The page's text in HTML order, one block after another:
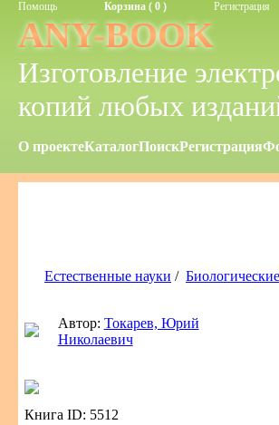
Помощь Корзина ( 0 ) Регистрация
ANY-BOOK
Изготовление
копий любых
О проектеКаталогПоискРегистрация
Естественные науки /
Автор: Токарев, Юрий
Николаевич
Книга ID: 5512